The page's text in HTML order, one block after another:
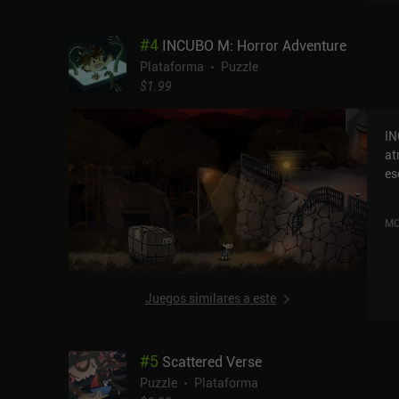
que
#4 INCUBO M: Horror Adventure
Plataforma
Puzzle
$1.99
Juegos similares a este
#5 Scattered Verse
Puzzle
Plataforma